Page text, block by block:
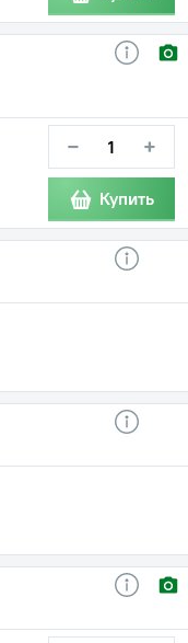
− +
Купить